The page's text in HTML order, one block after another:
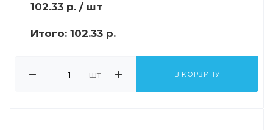
102.33 р. / шт
Итого: 102.33 р.
шт В КОРЗИНУ